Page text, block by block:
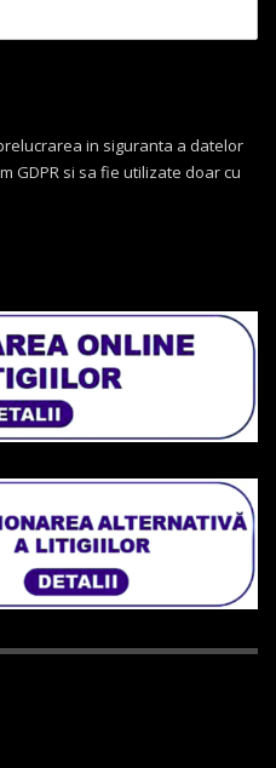
in siguranta a datelor
GDPR si sa fie utilizate doar cu